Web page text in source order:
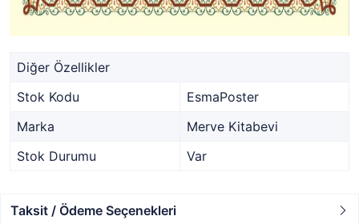
Diğer Özellikler
Stok Kodu
EsmaPoster
Marka
Merve Kitabevi
Stok Durumu
Var
Taksit / Ödeme Seçenekleri